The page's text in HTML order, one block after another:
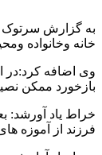
به گزارش سرتوک
خانه وخانواده
وی اضافه کرد:در
بازخورد ممکن
خراط یاد آورشد:
فرزند از آموزه